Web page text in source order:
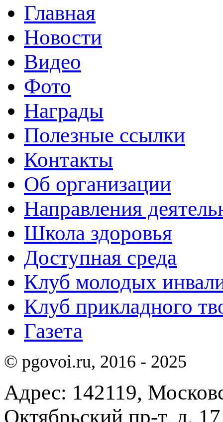
Главная
Новости
Видео
Фото
Награды
Полезные ссылки
Контакты
Об организации
Направления
Школа здоровья
Доступная среда
Клуб молодых
Клуб прикладного
Газета
© pgovoi.ru, 2016 - 2025
Адрес: 142119,
Октябрьский пр-т, д.